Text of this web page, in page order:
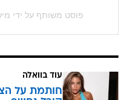
פוסט משותף על ידי ‏‎מישל המלכה‎‏ (@‏‎mishelpru‎‏)
עוד בוואלה
חותמת על